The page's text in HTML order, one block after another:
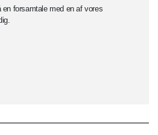
en forsamtale med en af vores